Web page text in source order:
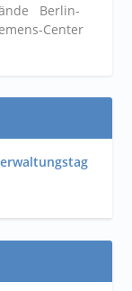
Berlin-
Center